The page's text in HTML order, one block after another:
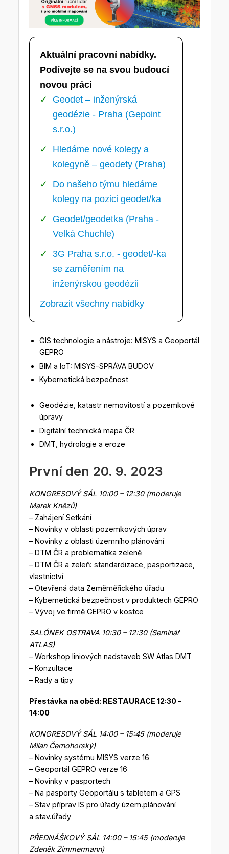
Aktuální pracovní nabídky.
Podívejte se na svou budoucí
novou práci
Geodet – inženýrská
geodézie - Praha (Gepoint
s.r.o.)
Hledáme nové kolegy a
kolegyně – geodety (Praha)
Do našeho týmu hledáme
kolegy na pozici geodet/ka
Geodet/geodetka (Praha -
Velká Chuchle)
3G Praha s.r.o. - geodet/-ka
se zaměřením na
inženýrskou geodézii
Zobrazit všechny nabídky
GIS technologie a nástroje: MISYS a Geoportál
GEPRO
BIM a IoT: MISYS-SPRÁVA BUDOV
Kybernetická bezpečnost
Geodézie, katastr nemovitostí a pozemkové
úpravy
Digitální technická mapa ČR
DMT, hydrologie a eroze
První den 20. 9. 2023
KONGRESOVÝ SÁL 10:00 – 12:30 (moderuje
Marek Knězů)
– Zahájení Setkání
– Novinky v oblasti pozemkových úprav
– Novinky z oblasti územního plánování
– DTM ČR a problematika zeleně
– DTM ČR a zeleň: standardizace, pasportizace,
vlastnictví
– Otevřená data Zeměměřického úřadu
– Kybernetická bezpečnost v produktech GEPRO
– Vývoj ve firmě GEPRO v kostce
SALÓNEK OSTRAVA 10:30 – 12:30 (Seminář
ATLAS)
– Workshop liniových nadstaveb SW Atlas DMT
– Konzultace
– Rady a tipy
Přestávka na oběd: RESTAURACE 12:30 –
14:00
KONGRESOVÝ SÁL 14:00 – 15:45 (moderuje
Milan Černohorský)
– Novinky systému MISYS verze 16
– Geoportál GEPRO verze 16
– Novinky v pasportech
– Na pasporty Geoportálu s tabletem a GPS
– Stav příprav IS pro úřady územ.plánování
a stav.úřady
PŘEDNÁŠKOVÝ SÁL 14:00 – 15:45 (moderuje
Zdeněk Zimmermann)